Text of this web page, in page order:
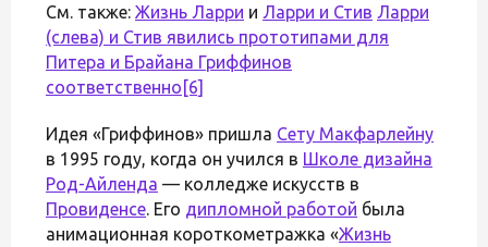
См. также: Жизнь Ларри и Ларри и Стив Ларри
(слева) и Стив явились прототипами для
Питера и Брайана Гриффинов
соответственно [6]
Идея «Гриффинов» пришла Сету Макфарлейну
в 1995 году, когда он учился в Школе дизайна
Род-Айленда — колледже искусств в
Провиденсе. Его дипломной работой была
анимационная короткометражка «Жизнь